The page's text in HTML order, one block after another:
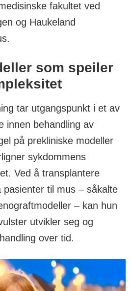
fakultet ved
og Haukeland
som speiler
tar utgangspunkt i et av
innen behandling av
på prekliniske modeller
sykdommens
Ved å transplantere
pasienter til mus – såkalte
– kan hun
utvikler seg og
over tid.